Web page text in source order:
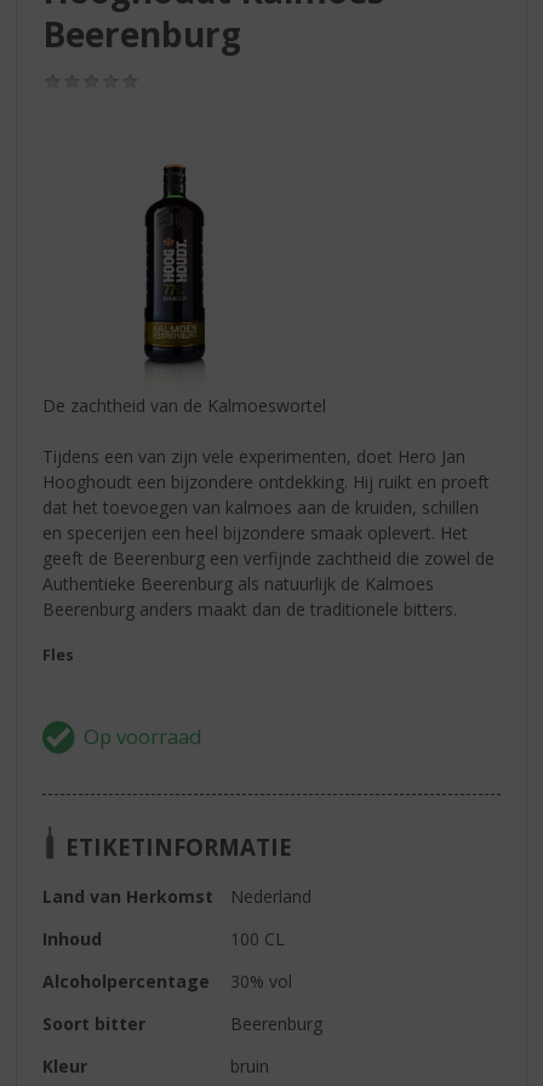
Beerenburg
De zachtheid van de Kalmoeswortel
Tijdens een van zijn vele experimenten, doet Hero Jan
Hooghoudt een bijzondere ontdekking. Hij ruikt en proeft
dat het toevoegen van kalmoes aan de kruiden, schillen
en specerijen een heel bijzondere smaak oplevert. Het
geeft de Beerenburg een verfijnde zachtheid die zowel de
Authentieke Beerenburg als natuurlijk de Kalmoes
Beerenburg anders maakt dan de traditionele bitters.
Fles
ETIKETINFORMATIE
Land van Herkomst
Nederland
Inhoud
100 CL
Alcoholpercentage
30% vol
Soort bitter
Beerenburg
Kleur
bruin